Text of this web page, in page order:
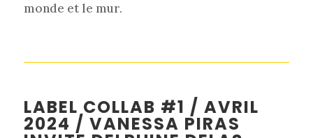
monde et le mur.
LABEL COLLAB #1 / AVRIL
2024 / VANESSA PIRAS